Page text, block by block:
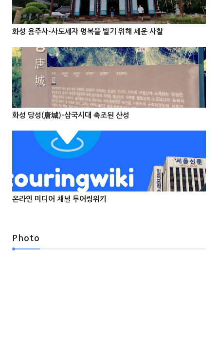
 

화성 용주사-사도세자 명복을 빌기 위해 세운 사찰
 

화성 당성(唐城)-삼국시대 축조된 산성
 

@Info
온라인 미디어 채널 투어링위키
Photo